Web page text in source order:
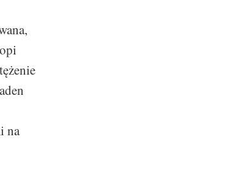
na